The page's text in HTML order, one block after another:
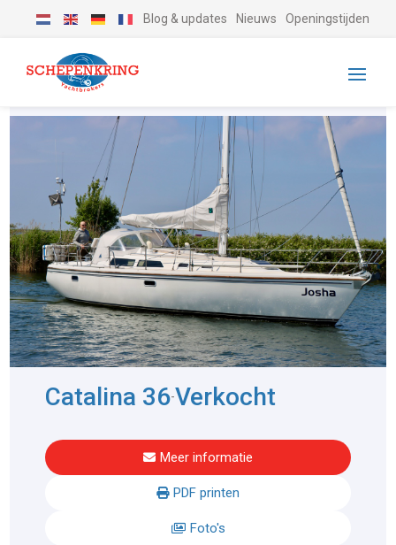
Blog & updates Nieuws Openingstijden
Catalina 36-Verkocht
Meer informatie
PDF printen
Foto's